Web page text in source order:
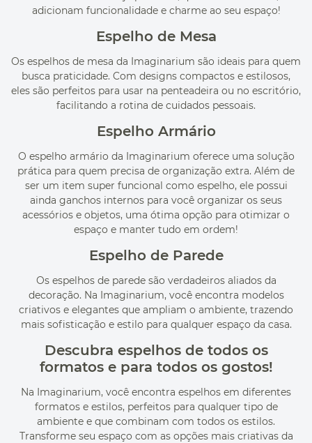
adicionam funcionalidade e charme ao seu espaço!
Espelho de Mesa
Os espelhos de mesa da Imaginarium são ideais para quem
busca praticidade. Com designs compactos e estilosos,
eles são perfeitos para usar na penteadeira ou no escritório,
facilitando a rotina de cuidados pessoais.
Espelho Armário
O espelho armário da Imaginarium oferece uma solução
prática para quem precisa de organização extra. Além de
ser um item super funcional como espelho, ele possui
ainda ganchos internos para você organizar os seus
acessórios e objetos, uma ótima opção para otimizar o
espaço e manter tudo em ordem!
Espelho de Parede
Os espelhos de parede são verdadeiros aliados da
decoração. Na Imaginarium, você encontra modelos
criativos e elegantes que ampliam o ambiente, trazendo
mais sofisticação e estilo para qualquer espaço da casa.
Descubra espelhos de todos os
formatos e para todos os gostos!
Na Imaginarium, você encontra espelhos em diferentes
formatos e estilos, perfeitos para qualquer tipo de
ambiente e que combinam com todos os estilos.
Transforme seu espaço com as opções mais criativas da